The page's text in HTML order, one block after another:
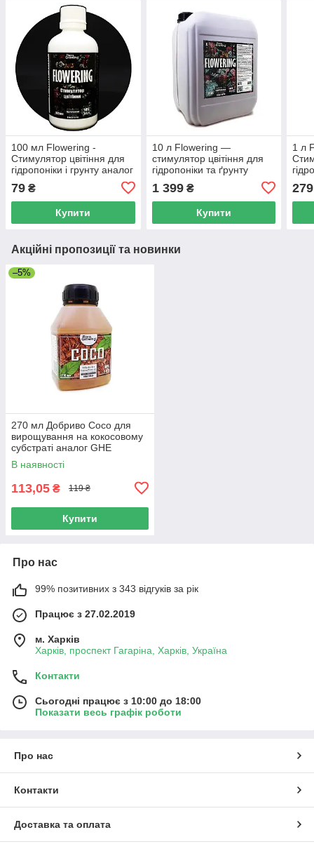
100 мл Flowering -
Стимулятор цвітіння для
гідропоніки і грунту аналог
79 ₴
Купити
10 л Flowering —
стимулятор цвітіння для
гідропоніки та ґрунту
1 399₴
Купити
1 л
279
Акційні пропозиції та новинки
–5%
270 мл Добриво Coco для
вирощування на кокосовому
субстраті аналог GHE
В наявності
113,05 ₴ 119 ₴
Купити
Про нас
99% позитивних з 343 відгуків за рік
Працює з 27.02.2019
м. Харків
Харків, проспект Гагаріна, Харків, Україна
Контакти
Сьогодні працює з 10:00 до 18:00
Показати весь графік роботи
Про нас
Контакти
Доставка та оплата